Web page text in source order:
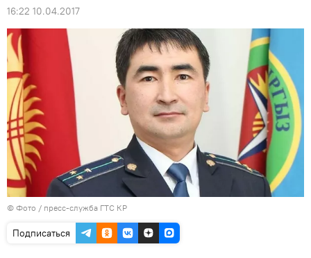
16:22 10.04.2017
© Фото / пресс-служба ГТС КР
Подписаться